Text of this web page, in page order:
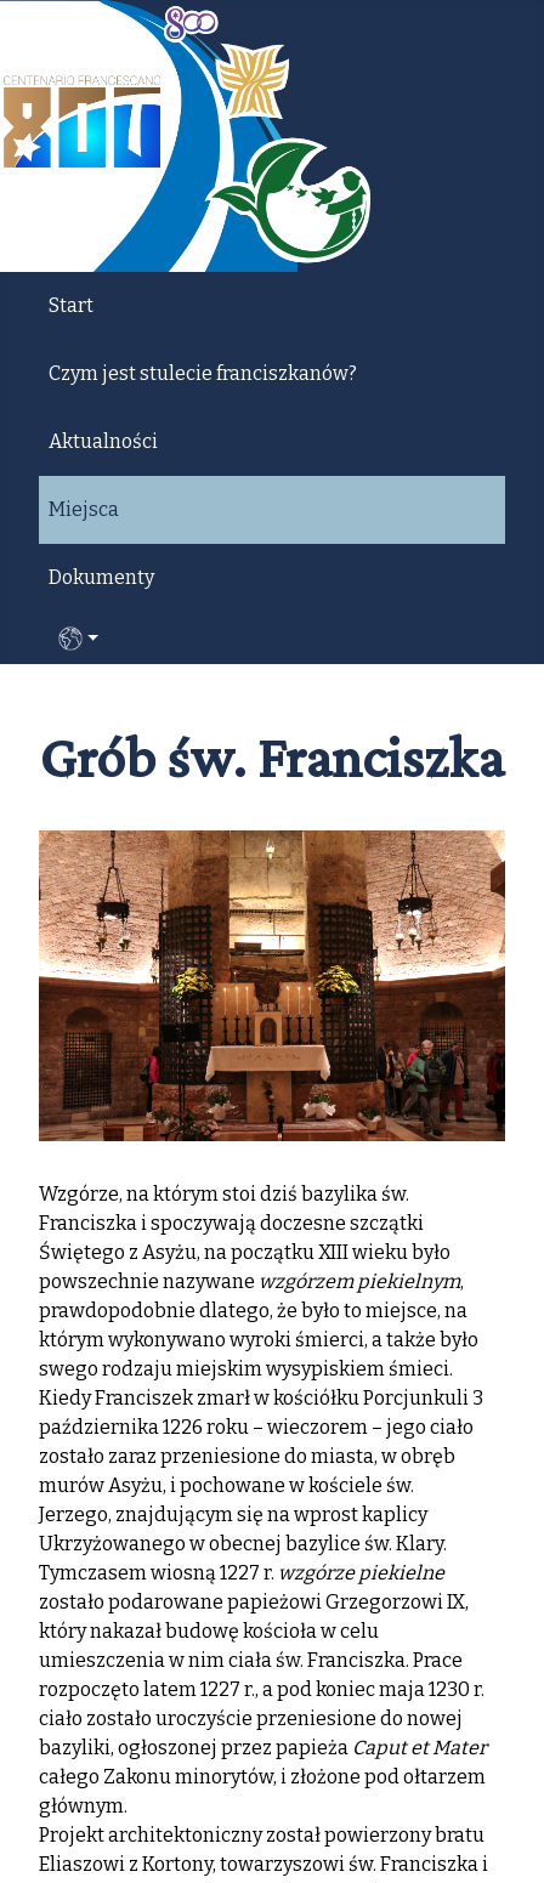
Start
Czym jest stulecie franciszkanów?
Aktualności
Miejsca
Dokumenty
Wybierz swój język
Grób św. Franciszka
Wzgórze, na którym stoi dziś bazylika św.
Franciszka i spoczywają doczesne szczątki
Świętego z Asyżu, na początku XIII wieku było
powszechnie nazywane wzgórzem piekielnym,
prawdopodobnie dlatego, że było to miejsce, na
którym wykonywano wyroki śmierci, a także było
swego rodzaju miejskim wysypiskiem śmieci.
Kiedy Franciszek zmarł w kościółku Porcjunkuli 3
października 1226 roku – wieczorem – jego ciało
zostało zaraz przeniesione do miasta, w obręb
murów Asyżu, i pochowane w kościele św.
Jerzego, znajdującym się na wprost kaplicy
Ukrzyżowanego w obecnej bazylice św. Klary.
Tymczasem wiosną 1227 r. wzgórze piekielne
zostało podarowane papieżowi Grzegorzowi IX,
który nakazał budowę kościoła w celu
umieszczenia w nim ciała św. Franciszka. Prace
rozpoczęto latem 1227 r., a pod koniec maja 1230 r.
ciało zostało uroczyście przeniesione do nowej
bazyliki, ogłoszonej przez papieża Caput et Mater
całego Zakonu minorytów, i złożone pod ołtarzem
głównym.
Projekt architektoniczny został powierzony bratu
Eliaszowi z Kortony, towarzyszowi św. Franciszka i